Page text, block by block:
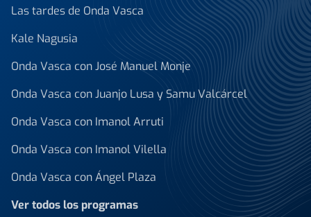
Las tardes de Onda Vasca
Kale Nagusia
Onda Vasca con José Manuel Monje
Onda Vasca con Juanjo Lusa y Samu Valcárcel
Onda Vasca con Imanol Arruti
Onda Vasca con Imanol Vilella
Onda Vasca con Ángel Plaza
Ver todos los programas